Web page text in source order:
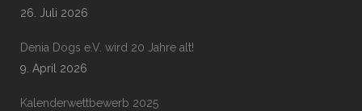
26. Juli 2026
Denia Dogs e.V. wird 20 Jahre alt!
9. April 2026
Kalenderwettbewerb 2025